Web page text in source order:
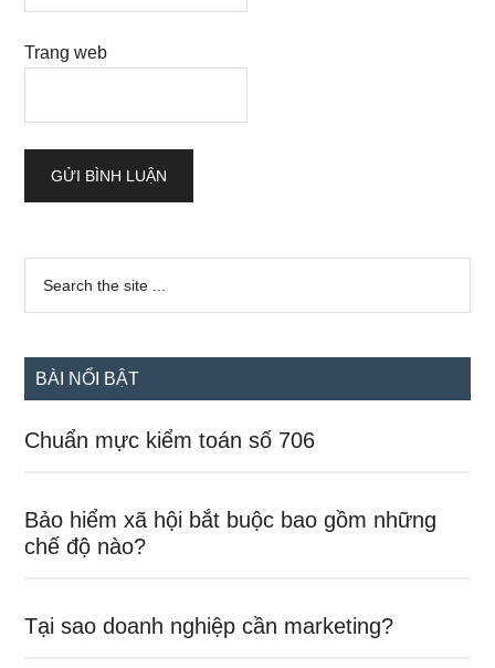
Trang web
Sidebar
chính
...
BÀI NỔI BẬT
Chuẩn mực kiểm toán số 706
Bảo hiểm xã hội bắt buộc bao gồm những
chế độ nào?
Tại sao doanh nghiệp cần marketing?